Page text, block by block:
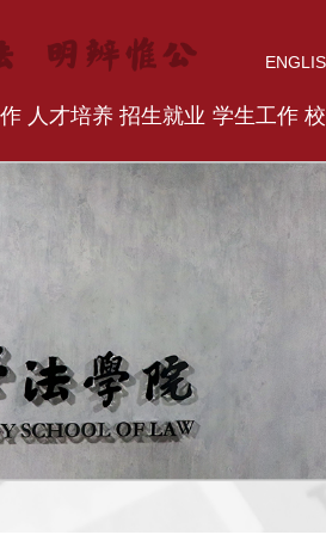
人才培养 招生就业 学生工作